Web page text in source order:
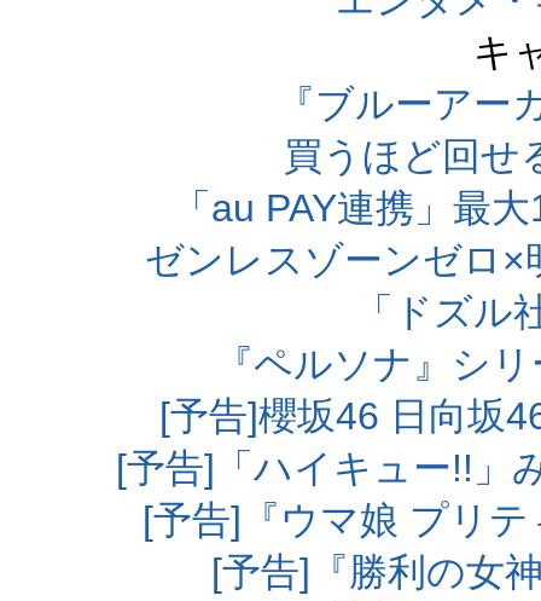
キ
『ブルーアー
買うほど回せ
「au PAY連携」最
ゼンレスゾーンゼロ
「ドズル
『ペルソナ』シ
[予告]櫻坂46 日向坂
[予告]「ハイキュー!!」
[予告]『ウマ娘 プリ
[予告]『勝利の女